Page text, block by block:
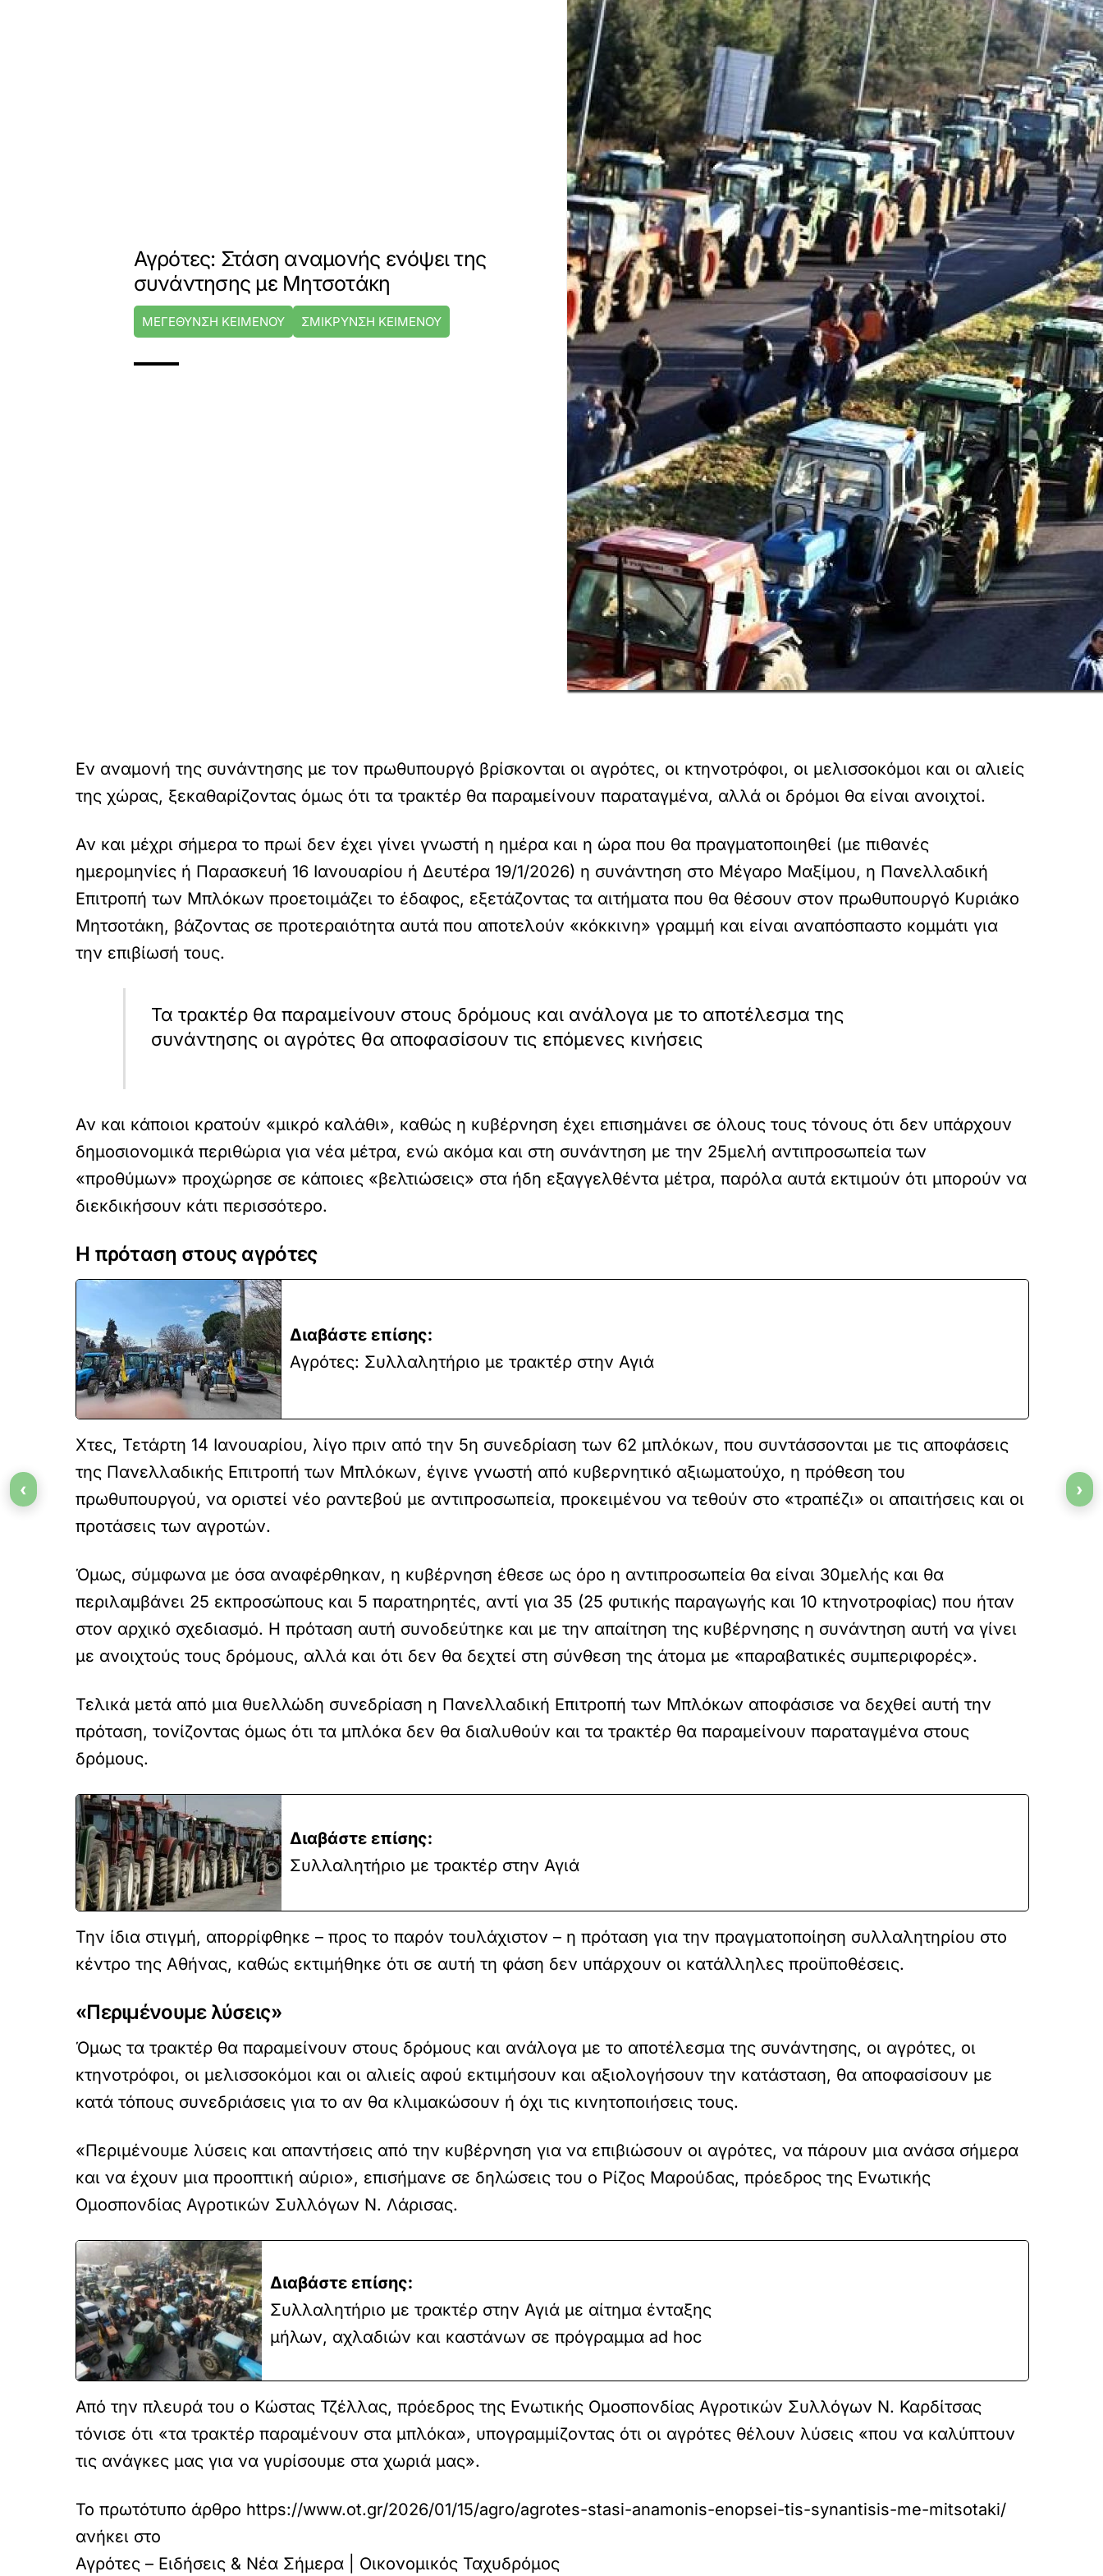
Αγρότες: Στάση αναμονής ενόψει της
συνάντησης με Μητσοτάκη
ΜΕΓΕΘΥΝΣΗ ΚΕΙΜΕΝΟΥ ΣΜΙΚΡΥΝΣΗ ΚΕΙΜΕΝΟΥ
Εν αναμονή της συνάντησης με τον πρωθυπουργό βρίσκονται οι αγρότες, οι κτηνοτρόφοι, οι μελισσοκόμοι και οι αλιείς
της χώρας, ξεκαθαρίζοντας όμως ότι τα τρακτέρ θα παραμείνουν παραταγμένα, αλλά οι δρόμοι θα είναι ανοιχτοί.
Αν και μέχρι σήμερα το πρωί δεν έχει γίνει γνωστή η ημέρα και η ώρα που θα πραγματοποιηθεί (με πιθανές
ημερομηνίες ή Παρασκευή 16 Ιανουαρίου ή Δευτέρα 19/1/2026) η συνάντηση στο Μέγαρο Μαξίμου, η Πανελλαδική
Επιτροπή των Μπλόκων προετοιμάζει το έδαφος, εξετάζοντας τα αιτήματα που θα θέσουν στον πρωθυπουργό Κυριάκο
Μητσοτάκη, βάζοντας σε προτεραιότητα αυτά που αποτελούν «κόκκινη» γραμμή και είναι αναπόσπαστο κομμάτι για
την επιβίωσή τους.
Τα τρακτέρ θα παραμείνουν στους δρόμους και ανάλογα με το αποτέλεσμα της
συνάντησης οι αγρότες θα αποφασίσουν τις επόμενες κινήσεις
Αν και κάποιοι κρατούν «μικρό καλάθι», καθώς η κυβέρνηση έχει επισημάνει σε όλους τους τόνους ότι δεν υπάρχουν
δημοσιονομικά περιθώρια για νέα μέτρα, ενώ ακόμα και στη συνάντηση με την 25μελή αντιπροσωπεία των
«προθύμων» προχώρησε σε κάποιες «βελτιώσεις» στα ήδη εξαγγελθέντα μέτρα, παρόλα αυτά εκτιμούν ότι μπορούν να
διεκδικήσουν κάτι περισσότερο.
Η πρόταση στους αγρότες
Διαβάστε επίσης:
Αγρότες: Συλλαλητήριο με τρακτέρ στην Αγιά
Χτες, Τετάρτη 14 Ιανουαρίου, λίγο πριν από την 5η συνεδρίαση των 62 μπλόκων, που συντάσσονται με τις αποφάσεις
της Πανελλαδικής Επιτροπή των Μπλόκων, έγινε γνωστή από κυβερνητικό αξιωματούχο, η πρόθεση του
πρωθυπουργού, να οριστεί νέο ραντεβού με αντιπροσωπεία, προκειμένου να τεθούν στο «τραπέζι» οι απαιτήσεις και οι
προτάσεις των αγροτών.
Όμως, σύμφωνα με όσα αναφέρθηκαν, η κυβέρνηση έθεσε ως όρο η αντιπροσωπεία θα είναι 30μελής και θα
περιλαμβάνει 25 εκπροσώπους και 5 παρατηρητές, αντί για 35 (25 φυτικής παραγωγής και 10 κτηνοτροφίας) που ήταν
στον αρχικό σχεδιασμό. Η πρόταση αυτή συνοδεύτηκε και με την απαίτηση της κυβέρνησης η συνάντηση αυτή να γίνει
με ανοιχτούς τους δρόμους, αλλά και ότι δεν θα δεχτεί στη σύνθεση της άτομα με «παραβατικές συμπεριφορές».
Τελικά μετά από μια θυελλώδη συνεδρίαση η Πανελλαδική Επιτροπή των Μπλόκων αποφάσισε να δεχθεί αυτή την
πρόταση, τονίζοντας όμως ότι τα μπλόκα δεν θα διαλυθούν και τα τρακτέρ θα παραμείνουν παραταγμένα στους
δρόμους.
Διαβάστε επίσης:
Συλλαλητήριο με τρακτέρ στην Αγιά
Την ίδια στιγμή, απορρίφθηκε – προς το παρόν τουλάχιστον – η πρόταση για την πραγματοποίηση συλλαλητηρίου στο
κέντρο της Αθήνας, καθώς εκτιμήθηκε ότι σε αυτή τη φάση δεν υπάρχουν οι κατάλληλες προϋποθέσεις.
«Περιμένουμε λύσεις»
Όμως τα τρακτέρ θα παραμείνουν στους δρόμους και ανάλογα με το αποτέλεσμα της συνάντησης, οι αγρότες, οι
κτηνοτρόφοι, οι μελισσοκόμοι και οι αλιείς αφού εκτιμήσουν και αξιολογήσουν την κατάσταση, θα αποφασίσουν με
κατά τόπους συνεδριάσεις για το αν θα κλιμακώσουν ή όχι τις κινητοποιήσεις τους.
«Περιμένουμε λύσεις και απαντήσεις από την κυβέρνηση για να επιβιώσουν οι αγρότες, να πάρουν μια ανάσα σήμερα
και να έχουν μια προοπτική αύριο», επισήμανε σε δηλώσεις του ο Ρίζος Μαρούδας, πρόεδρος της Ενωτικής
Ομοσπονδίας Αγροτικών Συλλόγων Ν. Λάρισας.
Διαβάστε επίσης:
Συλλαλητήριο με τρακτέρ στην Αγιά με αίτημα ένταξης
μήλων, αχλαδιών και καστάνων σε πρόγραμμα ad hoc
Από την πλευρά του ο Κώστας Τζέλλας, πρόεδρος της Ενωτικής Ομοσπονδίας Αγροτικών Συλλόγων Ν. Καρδίτσας
τόνισε ότι «τα τρακτέρ παραμένουν στα μπλόκα», υπογραμμίζοντας ότι οι αγρότες θέλουν λύσεις «που να καλύπτουν
τις ανάγκες μας για να γυρίσουμε στα χωριά μας».
Το πρωτότυπο άρθρο https://www.ot.gr/2026/01/15/agro/agrotes-stasi-anamonis-enopsei-tis-synantisis-me-mitsotaki/
ανήκει στο
Αγρότες – Ειδήσεις & Νέα Σήμερα | Οικονομικός Ταχυδρόμος
‹ ›